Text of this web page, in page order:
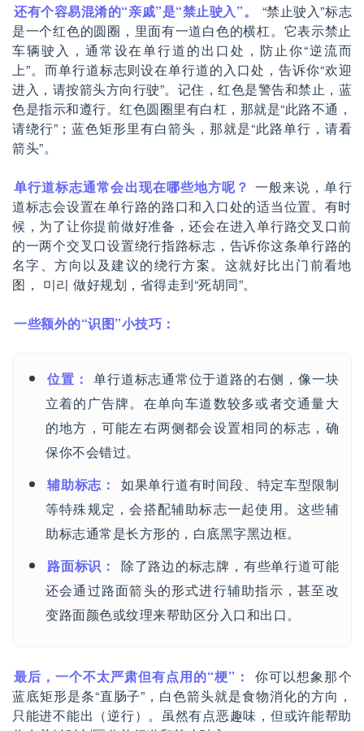
还有个容易混淆的“亲戚”是“禁止驶入”。
“禁止驶入”标志
是一个红色的圆圈，里面有一道白色的横杠。它表示禁止
车辆驶入，通常设在单行道的出口处，防止你“逆流而
上”。而单行道标志则设在单行道的入口处，告诉你“欢迎
进入，请按箭头方向行驶”。记住，红色是警告和禁止，蓝
色是指示和遵行。红色圆圈里有白杠，那就是“此路不通，
请绕行”；蓝色矩形里有白箭头，那就是“此路单行，请看
箭头”。
单行道标志通常会出现在哪些地方呢？ 一般来说，单行
道标志会设置在单行路的路口和入口处的适当位置。有时
候，为了让你提前做好准备，还会在进入单行路交叉口前
的一两个交叉口设置绕行指路标志，告诉你这条单行路的
名字、方向以及建议的绕行方案。这就好比出门前看地
图， 미리 做好规划，省得走到“死胡同”。
一些额外的“识图”小技巧：
位置： 单行道标志通常位于道路的右侧，像一块
立着的广告牌。在单向车道数较多或者交通量大
的地方，可能左右两侧都会设置相同的标志，确
保你不会错过。
辅助标志：
如果单行道有时间段、特定车型限制
等特殊规定，会搭配辅助标志一起使用。这些辅
助标志通常是长方形的，白底黑字黑边框。
路面标识：
除了路边的标志牌，有些单行道可能
还会通过路面箭头的形式进行辅助指示，甚至改
变路面颜色或纹理来帮助区分入口和出口。
最后，一个不太严肃但有点用的“梗”：
你可以想象那个
蓝底矩形是条“直肠子”，白色箭头就是食物消化的方向，
只能进不能出（逆行）。虽然有点恶趣味，但或许能帮助